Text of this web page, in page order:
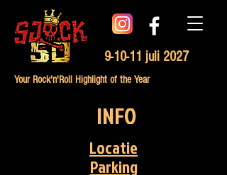
9-10-11 juli 2027
Your Rock'n'Roll Highlight of the Year
INFO
Locatie
Parking